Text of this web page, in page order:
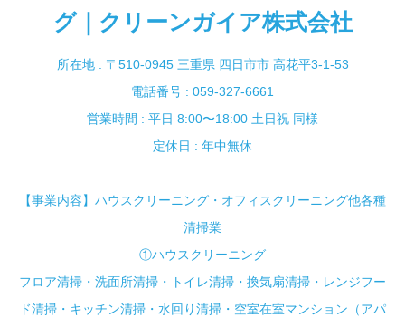
グ｜クリーンガイア株式会社
所在地 : 〒510-0945 三重県 四日市市 高花平3-1-53
電話番号 : 059-327-6661
営業時間 : 平日 8:00〜18:00 土日祝 同様
定休日 : 年中無休
【事業内容】ハウスクリーニング・オフィスクリーニング他各種
清掃業
①ハウスクリーニング
フロア清掃・洗面所清掃・トイレ清掃・換気扇清掃・レンジフー
ド清掃・キッチン清掃・水回り清掃・空室在室マンション（アパ